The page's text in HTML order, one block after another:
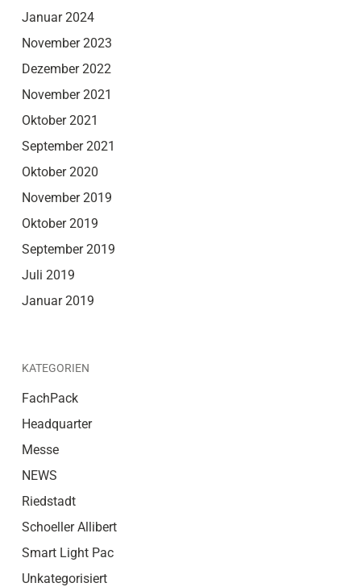
Januar 2024
November 2023
Dezember 2022
November 2021
Oktober 2021
September 2021
Oktober 2020
November 2019
Oktober 2019
September 2019
Juli 2019
Januar 2019
KATEGORIEN
FachPack
Headquarter
Messe
NEWS
Riedstadt
Schoeller Allibert
Smart Light Pac
Unkategorisiert